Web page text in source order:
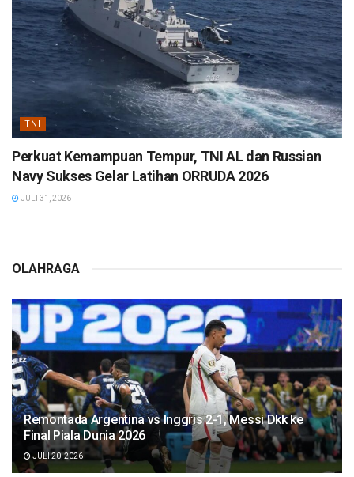
TNI
Perkuat Kemampuan Tempur, TNI AL dan Russian
Navy Sukses Gelar Latihan ORRUDA 2026
JULI 31, 2026
OLAHRAGA
Remontada Argentina vs Inggris 2-1, Messi Dkk ke
Final Piala Dunia 2026
JULI 20, 2026